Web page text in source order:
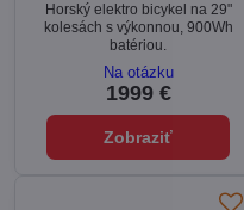
Horský elektro bicykel na 29"
kolesách s výkonnou, 900Wh
batériou.
Na otázku
1999 €
Zobraziť